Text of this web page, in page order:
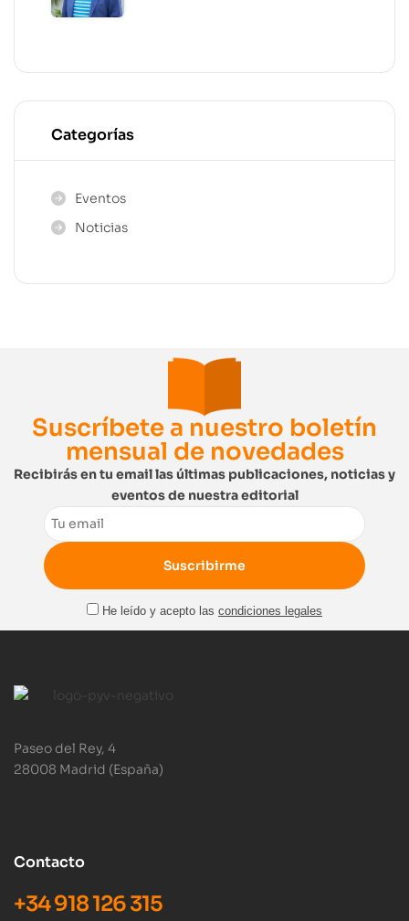
Categorías
Eventos
Noticias
Suscríbete a nuestro boletín
mensual de novedades
Recibirás en tu email las últimas publicaciones, noticias y
eventos de nuestra editorial
Email
He leído y acepto las condiciones legales
Paseo del Rey, 4
28008 Madrid (España)
Contacto
+34 918 126 315